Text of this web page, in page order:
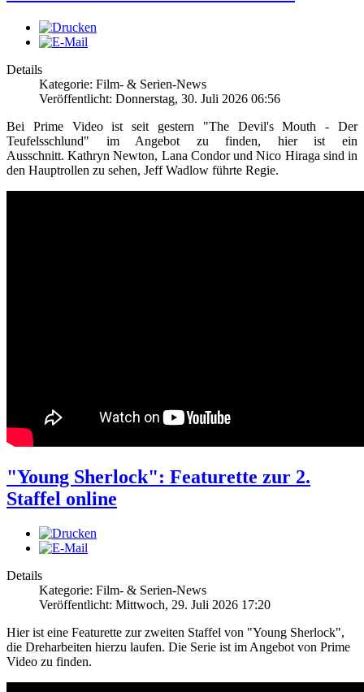
Details
Kategorie: Film- & Serien-News
Veröffentlicht: Donnerstag, 30. Juli 2026 06:56
Bei Prime Video ist seit gestern "The Devil's Mouth - Der
Teufelsschlund" im Angebot zu finden, hier ist ein
Ausschnitt. Kathryn Newton, Lana Condor und Nico Hiraga sind in
den Hauptrollen zu sehen, Jeff Wadlow führte Regie.
"Young Sherlock": Featurette zur 2.
Staffel online
Details
Kategorie: Film- & Serien-News
Veröffentlicht: Mittwoch, 29. Juli 2026 17:20
Hier ist eine Featurette zur zweiten Staffel von "Young Sherlock",
die Dreharbeiten hierzu laufen. Die Serie ist im Angebot von Prime
Video zu finden.